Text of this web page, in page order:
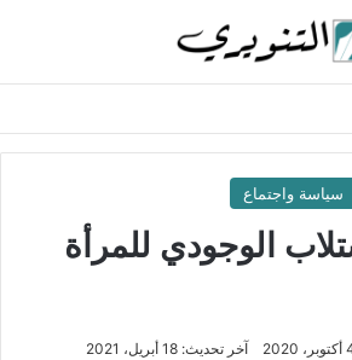
سياسة واجتماع
الوجودي للمرأة
2020 آخر تحديث: 18 أبريل، 2021